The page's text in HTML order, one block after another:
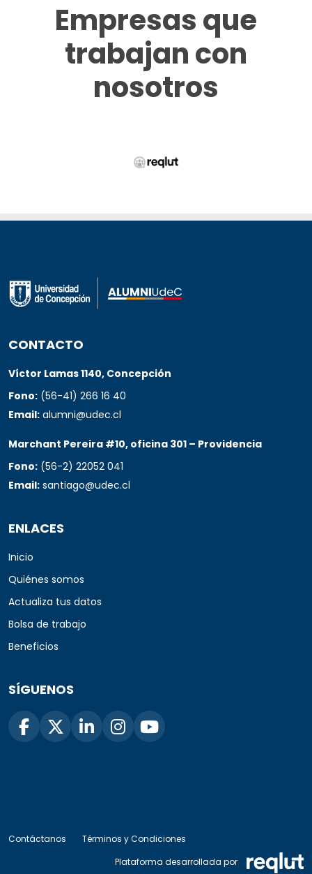
Empresas que
trabajan con
nosotros
CONTACTO
Víctor Lamas 1140, Concepción
Fono: (56-41) 266 16 40
Email: alumni@udec.cl
Marchant Pereira #10, oficina 301 – Providencia
Fono: (56-2) 22052 041
Email: santiago@udec.cl
ENLACES
Inicio
Quiénes somos
Actualiza tus datos
Bolsa de trabajo
Beneficios
SÍGUENOS
Contáctanos
Términos y Condiciones
Plataforma desarrollada por